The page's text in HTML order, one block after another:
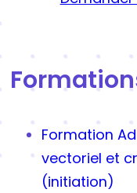
Formation
vectoriel et
(initiation)